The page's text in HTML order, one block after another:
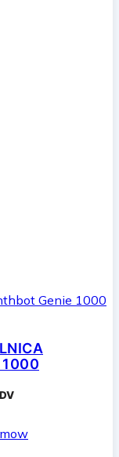
1000